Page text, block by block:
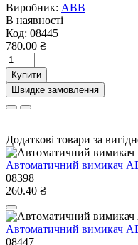
Виробник: ABB
В наявності
Код: 08445
780.00 ₴
Купити
Швидке замовлення
Додаткові товари за
Автоматичний вимикач
08398
260.40 ₴
Автоматичний вимикач
08447